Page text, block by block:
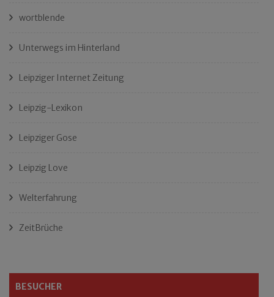
wortblende
Unterwegs im Hinterland
Leipziger Internet Zeitung
Leipzig-Lexikon
Leipziger Gose
Leipzig Love
Welterfahrung
ZeitBrüche
BESUCHER